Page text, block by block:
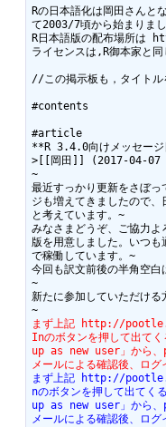
Rの日本語化は岡田さんと
て2003/7頃から始まりま
R日本語版の配布場所
ライセンスは,R御本家と
//この掲示板も，タイトル
#contents
#article
**R 3.4.0向けメッセー
>[[岡田]] (2017-04-
~
最近すっかり更新をさぼ
ジも増えてきましたので
と考えています。~
みなさまどうぞ、ご協力
版を用意しました。い
で稼働しています。~
今回も訳文前後の半角空
~
新たに参加していただけ
~
まず上記 http://
Inのボタンを押して出て
up as new user」から、
メールによる確認後、ロ
まず上記 http://
nのボタンを押して出てく
up as new user」から、
メールによる確認後、ロ